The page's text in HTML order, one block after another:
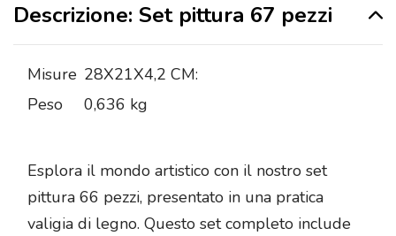
Descrizione: Set pittura 67 pezzi
Misure 28X21X4,2 CM:
Peso
0,636 kg
Esplora il mondo artistico con il nostro set
pittura 66 pezzi, presentato in una pratica
valigia di legno. Questo set completo include